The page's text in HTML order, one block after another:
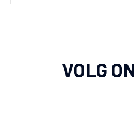
VOLG